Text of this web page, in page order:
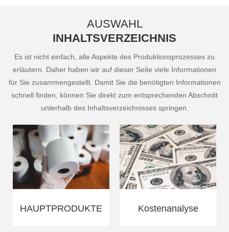
AUSWAHL
INHALTSVERZEICHNIS
Es ist nicht einfach, alle Aspekte des Produktionsprozesses zu
erläutern. Daher haben wir auf dieser Seite viele Informationen
für Sie zusammengestellt. Damit Sie die benötigten Informationen
schnell finden, können Sie direkt zum entsprechenden Abschnitt
unterhalb des Inhaltsverzeichnisses springen.
HAUPTPRODUKTE Kostenanalyse